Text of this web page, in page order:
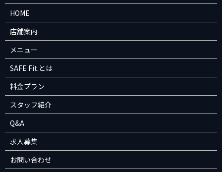
HOME
店舗案内
メニュー
SAFE Fit.とは
料金プラン
スタッフ紹介
Q&A
求人募集
お問い合わせ